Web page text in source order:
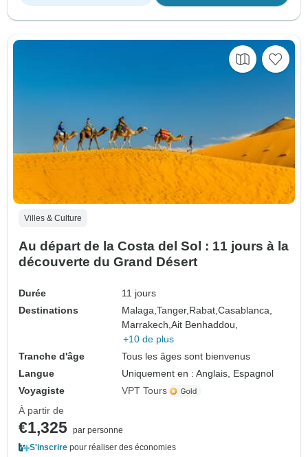
Villes & Culture
Au départ de la Costa del Sol : 11 jours à la
découverte du Grand Désert
Durée
11 jours
Destinations
Malaga,Tanger, Rabat,Casablanca,
Marrakech,Ait Benhaddou,
+10 de plus
Tranche d'âge
Tous les âges sont bienvenus
Langue
Uniquement en : Anglais, Espagnol
Voyagiste
VPT Tours
À partir de
€1,325 par personne
S'inscrire pour réaliser des économies